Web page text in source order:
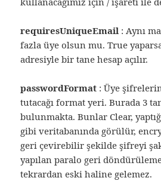
requiresUniqueEmail : Aynı
fazla üye olsun mu. True
adresiyle bir tane hesap açılır.
passwordFormat : Üye
tutacağı format yeri. Burada 3
bulunmakta. Bunlar Clear,
gibi veritabanında görülür,
geri çevirebilir şekilde şifreyi
yapılan paralo geri
tekrardan eski haline gelemez.